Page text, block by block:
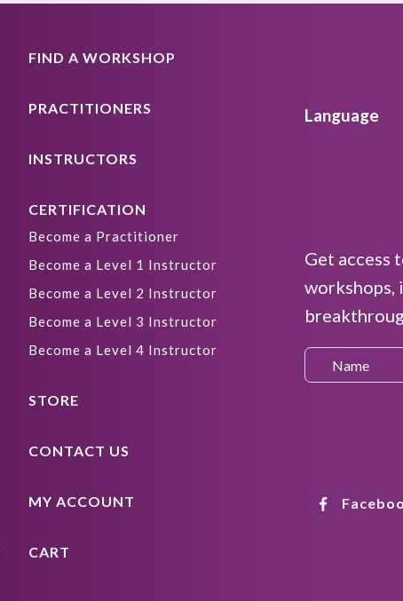
FIND A WORKSHOP
PRACTITIONERS
INSTRUCTORS
CERTIFICATION
Become a Practitioner
Become a Level 1 Instructor
Become a Level 2 Instructor
Become a Level 3 Instructor
Become a Level 4 Instructor
STORE
CONTACT US
MY ACCOUNT
CART
Language
Get access
workshops,